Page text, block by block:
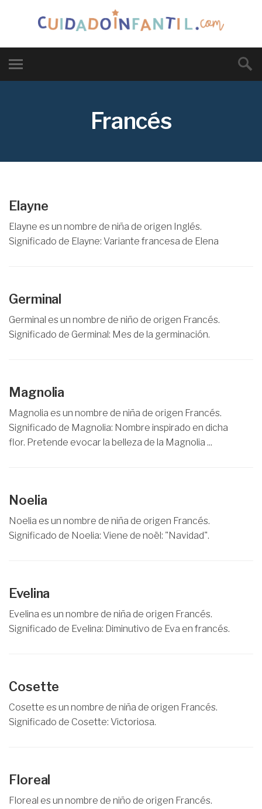
Francés
Elayne
Elayne es un nombre de niña de origen Inglés.
Significado de Elayne: Variante francesa de Elena
Germinal
Germinal es un nombre de niño de origen Francés.
Significado de Germinal: Mes de la germinación.
Magnolia
Magnolia es un nombre de niña de origen Francés.
Significado de Magnolia: Nombre inspirado en dicha
flor. Pretende evocar la belleza de la Magnolia ...
Noelia
Noelia es un nombre de niña de origen Francés.
Significado de Noelia: Viene de noël: "Navidad".
Evelina
Evelina es un nombre de niña de origen Francés.
Significado de Evelina: Diminutivo de Eva en francés.
Cosette
Cosette es un nombre de niña de origen Francés.
Significado de Cosette: Victoriosa.
Floreal
Floreal es un nombre de niño de origen Francés.